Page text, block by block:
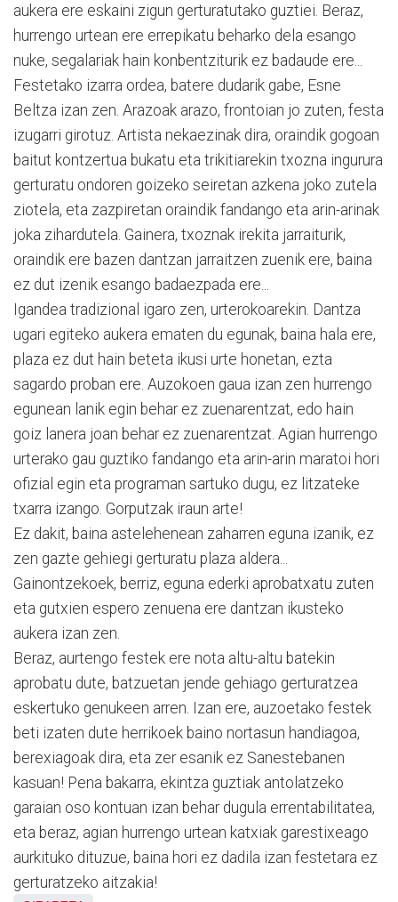
aukera ere eskaini zigun gerturatutako guztiei. Beraz,
hurrengo urtean ere errepikatu beharko dela esango
nuke, segalariak hain konbentziturik ez badaude ere...
Festetako izarra ordea, batere dudarik gabe, Esne
Beltza izan zen. Arazoak arazo, frontoian jo zuten, festa
izugarri girotuz. Artista nekaezinak dira, oraindik gogoan
baitut kontzertua bukatu eta trikitiarekin txozna ingurura
gerturatu ondoren goizeko seiretan azkena joko zutela
ziotela, eta zazpiretan oraindik fandango eta arin-arinak
joka zihardutela. Gainera, txoznak irekita jarraiturik,
oraindik ere bazen dantzan jarraitzen zuenik ere, baina
ez dut izenik esango badaezpada ere...
Igandea tradizional igaro zen, urterokoarekin. Dantza
ugari egiteko aukera ematen du egunak, baina hala ere,
plaza ez dut hain beteta ikusi urte honetan, ezta
sagardo proban ere. Auzokoen gaua izan zen hurrengo
egunean lanik egin behar ez zuenarentzat, edo hain
goiz lanera joan behar ez zuenarentzat. Agian hurrengo
urterako gau guztiko fandango eta arin-arin maratoi hori
ofizial egin eta programan sartuko dugu, ez litzateke
txarra izango. Gorputzak iraun arte!
Ez dakit, baina astelehenean zaharren eguna izanik, ez
zen gazte gehiegi gerturatu plaza aldera...
Gainontzekoek, berriz, eguna ederki aprobatxatu zuten
eta gutxien espero zenuena ere dantzan ikusteko
aukera izan zen.
Beraz, aurtengo festek ere nota altu-altu batekin
aprobatu dute, batzuetan jende gehiago gerturatzea
eskertuko genukeen arren. Izan ere, auzoetako festek
beti izaten dute herrikoek baino nortasun handiagoa,
berexiagoak dira, eta zer esanik ez Sanestebanen
kasuan! Pena bakarra, ekintza guztiak antolatzeko
garaian oso kontuan izan behar dugula errentabilitatea,
eta beraz, agian hurrengo urtean katxiak garestixeago
aurkituko dituzue, baina hori ez dadila izan festetara ez
gerturatzeko aitzakia!